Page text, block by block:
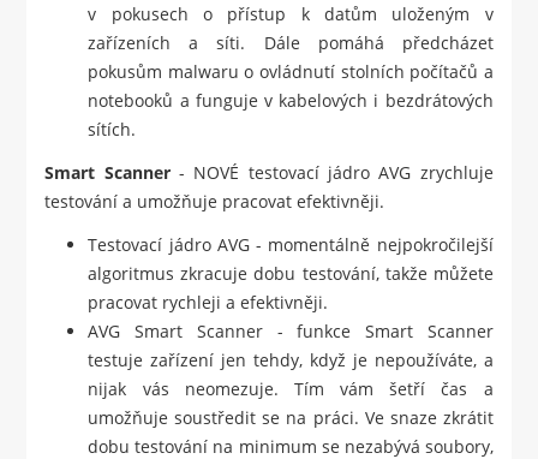
v pokusech o přístup k datům uloženým v
zařízeních a síti. Dále pomáhá předcházet
pokusům malwaru o ovládnutí stolních počítačů a
notebooků a funguje v kabelových i bezdrátových
sítích.
Smart Scanner- NOVÉ testovací jádro AVG zrychluje
testování a umožňuje pracovat efektivněji.
Testovací jádro AVG - momentálně nejpokročilejší
algoritmus zkracuje dobu testování, takže můžete
pracovat rychleji a efektivněji.
AVG Smart Scanner - funkce Smart Scanner
testuje zařízení jen tehdy, když je nepoužíváte, a
nijak vás neomezuje. Tím vám šetří čas a
umožňuje soustředit se na práci. Ve snaze zkrátit
dobu testování na minimum se nezabývá soubory,